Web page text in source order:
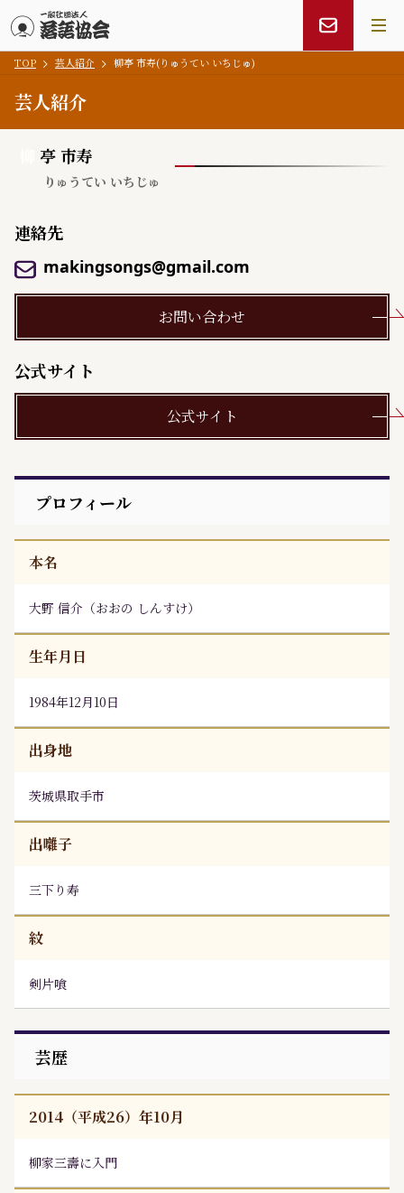
TOP 芸人紹介 柳亭 市寿(りゅうてい いちじゅ)
芸人紹介
亭 市寿
りゅうてい いちじゅ
連絡先
makingsongs@gmail.com
お問い合わせ
公式サイト
公式サイト
プロフィール
本名
大野 信介 （おおの しんすけ）
生年月日
1984年12月10日
出身地
茨城県取手市
出囃子
三下り寿
紋
剣片喰
芸歴
2014（平成26）年10月
柳家三壽に入門